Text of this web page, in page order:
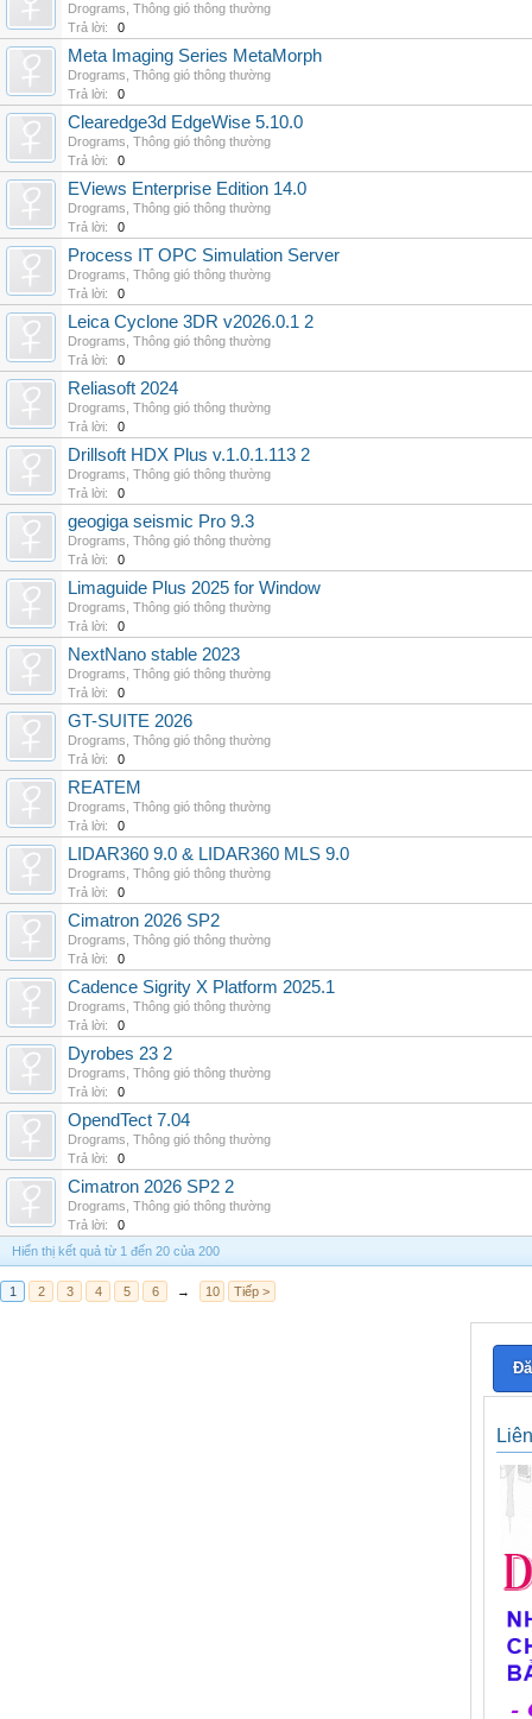
Drograms Thông gió thông thường
Trả lời:
0
Meta Imaging Series MetaMorph
Drograms Thông gió thông thường
Trả lời:
0
Clearedge3d EdgeWise 5.10.0
Drograms Thông gió thông thường
Trả lời:
0
EViews Enterprise Edition 14.0
Drograms Thông gió thông thường
Trả lời:
0
Process IT OPC Simulation Server
Drograms Thông gió thông thường
Trả lời:
0
Leica Cyclone 3DR v2026.0.1 2
Drograms Thông gió thông thường
Trả lời:
0
Reliasoft 2024
Drograms Thông gió thông thường
Trả lời:
0
Drillsoft HDX Plus v.1.0.1.113 2
Drograms Thông gió thông thường
Trả lời:
0
geogiga seismic Pro 9.3
Drograms Thông gió thông thường
Trả lời:
0
Limaguide Plus 2025 for Window
Drograms Thông gió thông thường
Trả lời:
0
NextNano stable 2023
Drograms Thông gió thông thường
Trả lời:
0
GT-SUITE 2026
Drograms Thông gió thông thường
Trả lời:
0
REATEM
Drograms Thông gió thông thường
Trả lời:
0
LIDAR360 9.0 & LIDAR360 MLS 9.0
Drograms Thông gió thông thường
Trả lời:
0
Cimatron 2026 SP2
Drograms Thông gió thông thường
Trả lời:
0
Cadence Sigrity X Platform 2025.1
Drograms Thông gió thông thường
Trả lời:
0
Dyrobes 23 2
Drograms Thông gió thông thường
Trả lời:
0
OpendTect 7.04
Drograms Thông gió thông thường
Trả lời:
0
Cimatron 2026 SP2 2
Drograms Thông gió thông thường
Trả lời:
0
Hiển thị kết quả từ 1 đến 20 của 200
1 2 3 4 5 6 → 10 Tiếp >